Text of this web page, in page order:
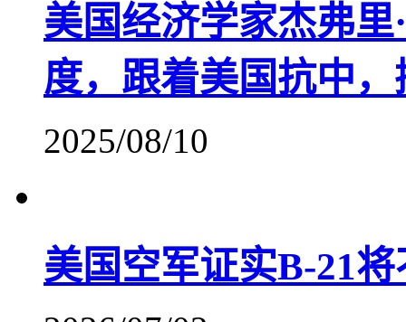
美国经济学家杰弗
度，跟着美国抗中
2025/08/10
美国空军证实B-21